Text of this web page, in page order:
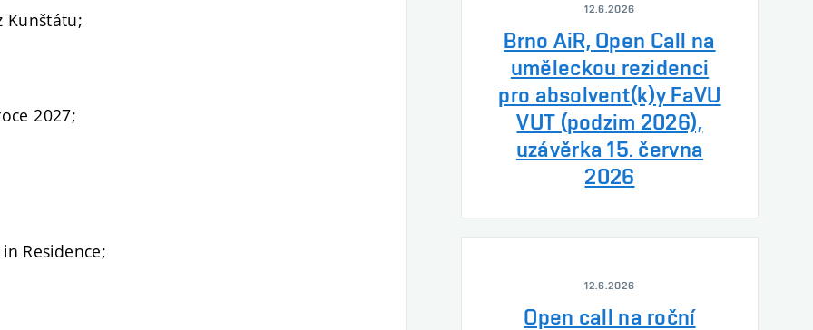
Kunštátu;
2027;
Residence;
12.6.2026
Brno AiR, Open Call na
uměleckou rezidenci
pro absolvent(k)y FaVU
VUT (podzim 2026),
uzávěrka 15. června
2026
12.6.2026
Open call na roční